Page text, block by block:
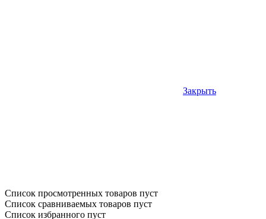
Закрыть
Список просмотренных товаров пуст
Список сравниваемых товаров пуст
Список избранного пуст